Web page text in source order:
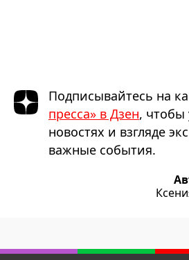
Подписывайтесь на
пресса» в Дзен, чтобы
новостях и взгляде
важные события.